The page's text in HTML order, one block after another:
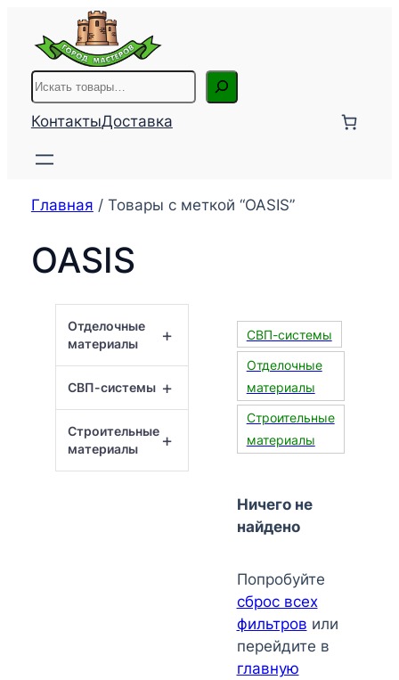
содержимому
Поиск
КонтактыДоставка
Главная / Товары с меткой “OASIS”
OASIS
+
Отделочные
материалы
+
СВП-системы
+
Строительные
материалы
СВП-системы
Отделочные
материалы
Строительные
материалы
Ничего не
найдено
Попробуйте
сброс всех
фильтров или
перейдите в
главную